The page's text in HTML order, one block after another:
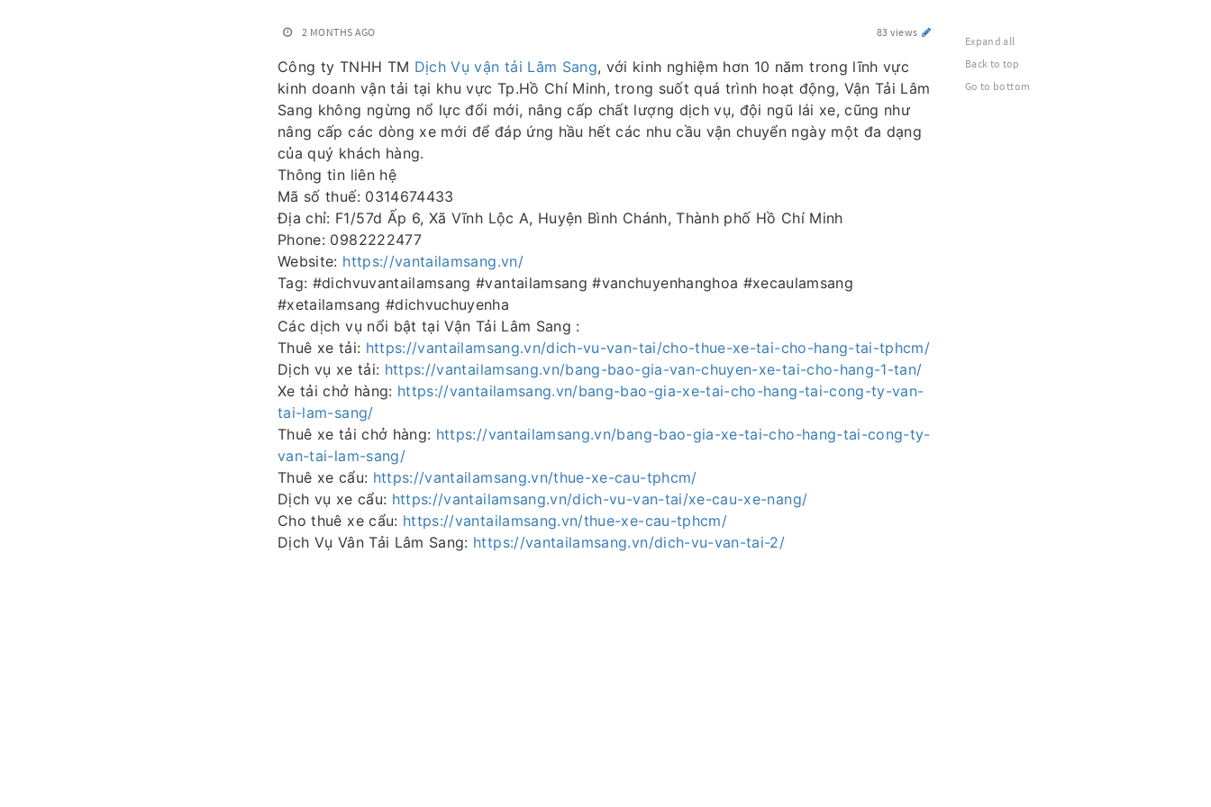
2 MONTHS AGO 83 views
Công ty TNHH TM Dịch Vụ vận tải Lâm Sang, với kinh nghiệm hơn 10 năm trong lĩnh vực
kinh doanh vận tải tại khu vực Tp.Hồ Chí Minh, trong suốt quá trình hoạt động, Vận Tải Lâm
Sang không ngừng nổ lực đổi mới, nâng cấp chất lượng dịch vụ, đội ngũ lái xe, cũng như
nâng cấp các dòng xe mới để đáp ứng hầu hết các nhu cầu vận chuyển ngày một đa dạng
của quý khách hàng.
Thông tin liên hệ
Mã số thuế: 0314674433
Địa chỉ: F1/57d Ấp 6, Xã Vĩnh Lộc A, Huyện Bình Chánh, Thành phố Hồ Chí Minh
Phone: 0982222477
Website: https://vantailamsang.vn/
Tag: #dichvuvantailamsang #vantailamsang #vanchuyenhanghoa #xecaulamsang
#xetailamsang #dichvuchuyenha
Các dịch vụ nổi bật tại Vận Tải Lâm Sang :
Thuê xe tải: https://vantailamsang.vn/dich-vu-van-tai/cho-thue-xe-tai-cho-hang-tai-tphcm/
Dịch vụ xe tải: https://vantailamsang.vn/bang-bao-gia-van-chuyen-xe-tai-cho-hang-1-tan/
Xe tải chở hàng: https://vantailamsang.vn/bang-bao-gia-xe-tai-cho-hang-tai-cong-ty-van-
tai-lam-sang/
Thuê xe tải chở hàng: https://vantailamsang.vn/bang-bao-gia-xe-tai-cho-hang-tai-cong-ty-
van-tai-lam-sang/
Thuê xe cẩu: https://vantailamsang.vn/thue-xe-cau-tphcm/
Dịch vụ xe cẩu: https://vantailamsang.vn/dich-vu-van-tai/xe-cau-xe-nang/
Cho thuê xe cẩu: https://vantailamsang.vn/thue-xe-cau-tphcm/
Dịch Vụ Vân Tải Lâm Sang: https://vantailamsang.vn/dich-vu-van-tai-2/
Expand all
Back to top
Go to bottom